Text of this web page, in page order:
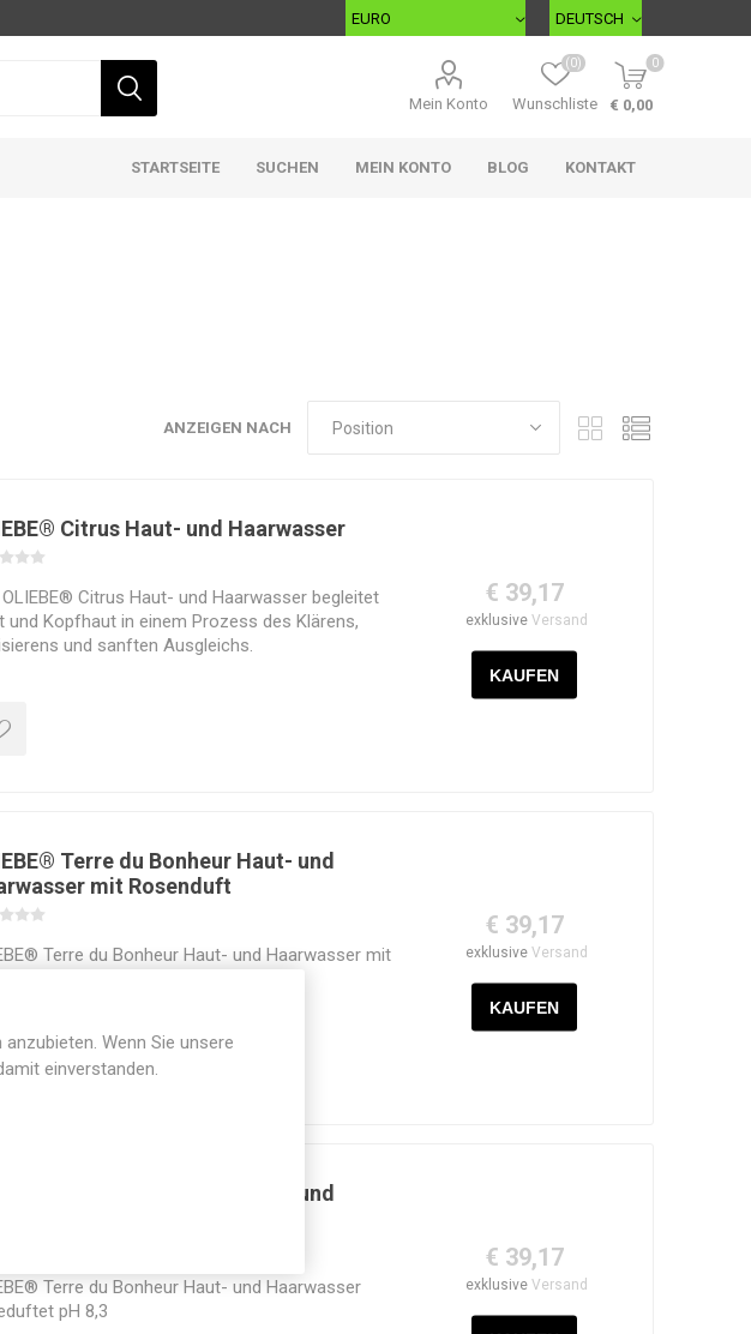
Mein Konto Wunschliste
(0) 0
€ 0,00
STARTSEITE SUCHEN MEIN KONTO BLOG KONTAKT
ANZEIGEN NACH
Citrus Haut- und Haarwasser
Citrus Haut- und Haarwasser begleitet
und Kopfhaut in einem Prozess des Klärens,
und sanften Ausgleichs.
€ 39,17
exklusiveVersand
Terre du Bonheur Haut- und
mit Rosenduft
Terre du Bonheur Haut- und Haarwasser mit
€ 39,17
exklusiveVersand
Terre du Bonheur Haut- und
unbeduftet
Terre du Bonheur Haut- und Haarwasser
pH 8,3
€ 39,17
exklusiveVersand
Wenn Sie unsere
einverstanden.